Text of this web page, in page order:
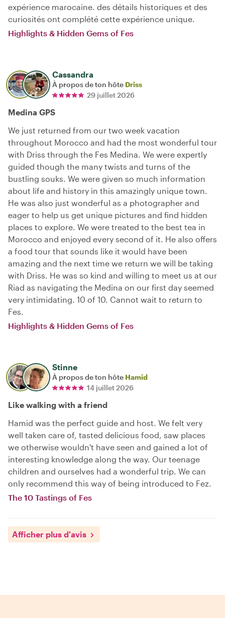
expérience marocaine. des détails historiques et des
curiosités ont complété cette expérience unique.
Highlights & Hidden Gems of Fes
Cassandra
À propos de ton hôte Driss
29 juillet 2026
Medina GPS
We just returned from our two week vacation
throughout Morocco and had the most wonderful tour
with Driss through the Fes Medina. We were expertly
guided though the many twists and turns of the
bustling souks. We were given so much information
about life and history in this amazingly unique town.
He was also just wonderful as a photographer and
eager to help us get unique pictures and find hidden
places to explore. We were treated to the best tea in
Morocco and enjoyed every second of it. He also offers
a food tour that sounds like it would have been
amazing and the next time we return we will be taking
with Driss. He was so kind and willing to meet us at our
Riad as navigating the Medina on our first day seemed
very intimidating. 10 of 10. Cannot wait to return to
Fes.
Highlights & Hidden Gems of Fes
Stinne
À propos de ton hôte Hamid
14 juillet 2026
Like walking with a friend
Hamid was the perfect guide and host. We felt very
well taken care of, tasted delicious food, saw places
we otherwise wouldn't have seen and gained a lot of
interesting knowledge along the way. Our teenage
children and ourselves had a wonderful trip. We can
only recommend this way of being introduced to Fez.
The 10 Tastings of Fes
Afficher plus d'avis